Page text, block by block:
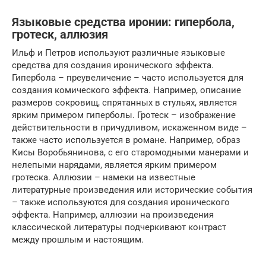
Языковые средства иронии: гипербола,
гротеск, аллюзия
Ильф и Петров используют различные языковые
средства для создания иронического эффекта.
Гипербола – преувеличение – часто используется для
создания комического эффекта. Например, описание
размеров сокровищ, спрятанных в стульях, является
ярким примером гиперболы. Гротеск – изображение
действительности в причудливом, искаженном виде –
также часто используется в романе. Например, образ
Кисы Воробьянинова, с его старомодными манерами и
нелепыми нарядами, является ярким примером
гротеска. Аллюзии – намеки на известные
литературные произведения или исторические события
– также используются для создания иронического
эффекта. Например, аллюзии на произведения
классической литературы подчеркивают контраст
между прошлым и настоящим.